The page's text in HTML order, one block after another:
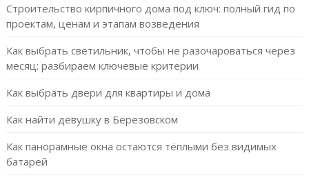
Строительство кирпичного дома под ключ: полный гид по
проектам, ценам и этапам возведения
Как выбрать светильник, чтобы не разочароваться через
месяц: разбираем ключевые критерии
Как выбрать двери для квартиры и дома
Как найти девушку в Березовском
Как панорамные окна остаются тёплыми без видимых
батарей